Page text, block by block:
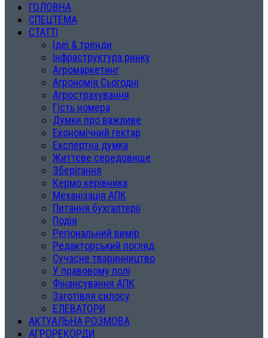
ГОЛОВНА
СПЕЦТЕМА
СТАТТІ
Ідеї & тренди
Інфраструктура ринку
Агромаркетинг
Агрономія Сьогодні
Агрострахування
Гість номера
Думки про важливе
Економічний гектар
Експертна думка
Життєве середовище
Зберігання
Кермо керівника
Механізація АПК
Питання бухгалтерії
Подія
Регіональний вимір
Редакторський погляд
Сучасне тваринництво
У правовому полі
Фінансування АПК
Заготівля силосу
ЕЛЕВАТОРИ
АКТУАЛЬНА РОЗМОВА
АГРОРЕКОРДИ